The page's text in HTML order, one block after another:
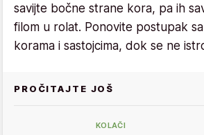
savijte bočne strane kora, pa ih
filom u rolat. Ponovite postupak
korama i sastojcima, dok se ne
PROČITAJTE JOŠ
KOLAČI